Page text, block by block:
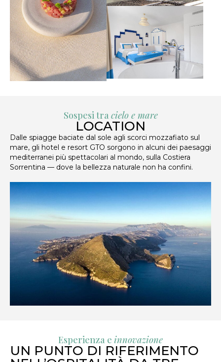
Sospesi tra cielo e mare
LOCATION
Dalle spiagge baciate dal sole agli scorci mozzafiato sul
mare, gli hotel e resort GTO sorgono in alcuni dei paesaggi
mediterranei più spettacolari al mondo, sulla Costiera
Sorrentina — dove la bellezza naturale non ha confini.
Esperienza e innovazione
UN PUNTO DI RIFERIMENTO